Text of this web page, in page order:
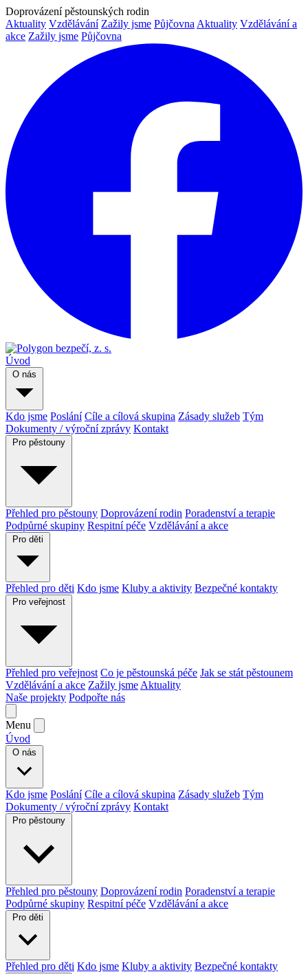
Doprovázení pěstounských rodin
Aktuality Vzdělávání Zažily jsme Půjčovna Aktuality Vzdělávání a
akce Zažily jsme Půjčovna
Úvod
O nás
Kdo jsme Poslání Cíle a cílová skupina Zásady služeb Tým
Dokumenty / výroční zprávy Kontakt
Pro pěstouny
Přehled pro pěstouny Doprovázení rodin Poradenství a terapie
Podpůrné skupiny Respitní péče Vzdělávání a akce
Pro děti
Přehled pro děti Kdo jsme Kluby a aktivity Bezpečné kontakty
Pro veřejnost
Přehled pro veřejnost Co je pěstounská péče Jak se stát pěstounem
Vzdělávání a akce Zažily jsme Aktuality
Naše projekty Podpořte nás
Menu
Úvod
O nás
Kdo jsme Poslání Cíle a cílová skupina Zásady služeb Tým
Dokumenty / výroční zprávy Kontakt
Pro pěstouny
Přehled pro pěstouny Doprovázení rodin Poradenství a terapie
Podpůrné skupiny Respitní péče Vzdělávání a akce
Pro děti
Přehled pro děti Kdo jsme Kluby a aktivity Bezpečné kontakty